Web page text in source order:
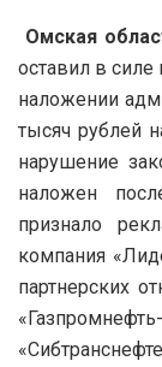
Омская
оставил в
наложении
тысяч рублей
нарушение
наложен
признало
компания
партнерских